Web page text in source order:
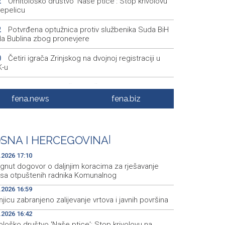
Potvrđena optužnica protiv službenika Suda BiH
Bublina zbog pronevjere
Četiri igrača Zrinjskog na dvojnoj registraciji u
u
Srbija: Sindikat traži da zaštita radnika na visokim
uđe u zakon
Vozač podlegao ozljedama nakon sudara kod
fena.news fena.biz
I HERCEGOVINA
17:10
dogovor o daljnjim koracima za rješavanje
otpuštenih radnika Komunalnog
16:59
zabranjeno zalijevanje vrtova i javnih površina
16:42